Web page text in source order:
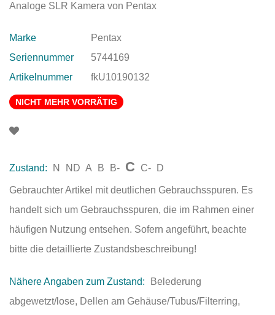
Analoge SLR Kamera von Pentax
Marke
Pentax
Seriennummer
5744169
Artikelnummer
fkU10190132
NICHT MEHR VORRÄTIG
Zustand: N ND A B B- C C- D
Gebrauchter Artikel mit deutlichen Gebrauchsspuren. Es
handelt sich um Gebrauchsspuren, die im Rahmen einer
häufigen Nutzung entsehen. Sofern angeführt, beachte
bitte die detaillierte Zustandsbeschreibung!
Nähere Angaben zum Zustand:
Belederung
abgewetzt/lose, Dellen am Gehäuse/Tubus/Filterring,